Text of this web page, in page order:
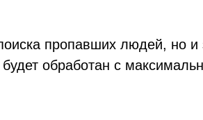
пропавших людей, но и
обработан с